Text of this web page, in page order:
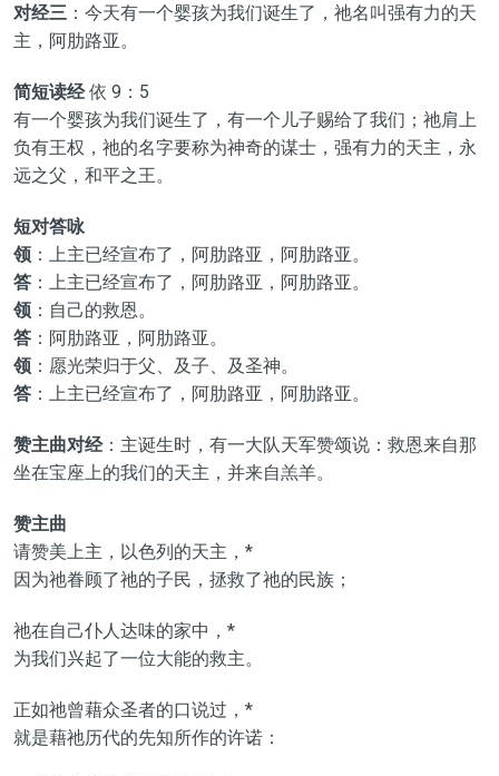
对经三 ：今天有一个婴孩为我们诞生了，祂名叫强有力的天
主，阿肋路亚。
简短读经依 9：5
有一个婴孩为我们诞生了，有一个儿子赐给了我们；祂肩上
负有王权，祂的名字要称为神奇的谋士，强有力的天主，永
远之父，和平之王。
短对答咏
领：上主已经宣布了，阿肋路亚，阿肋路亚。
答：上主已经宣布了，阿肋路亚，阿肋路亚。
领：自己的救恩。
答：阿肋路亚，阿肋路亚。
领：愿光荣归于父、及子、及圣神。
答：上主已经宣布了，阿肋路亚，阿肋路亚。
赞主曲对经：主诞生时，有一大队天军赞颂说：救恩来自那
坐在宝座上的我们的天主，并来自羔羊。
赞主曲
请赞美上主，以色列的天主，*
因为祂眷顾了祂的子民，拯救了祂的民族；
祂在自己仆人达味的家中，*
为我们兴起了一位大能的救主。
正如祂曾藉众圣者的口说过，*
就是藉祂历代的先知所作的许诺：